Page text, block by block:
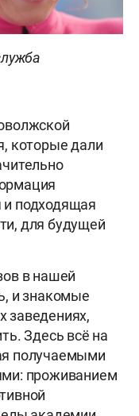
которые дали
и подходящая
для будущей
в нашей
и знакомые
заведениях,
Здесь всё на
получаемыми
проживанием